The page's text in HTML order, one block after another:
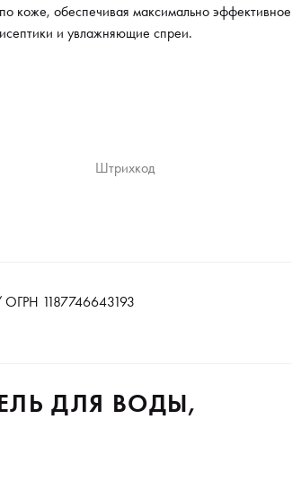
коже, обеспечивая максимально
и увлажняющие спреи.
Штрихкод
1187746643193
ДЛЯ ВОДЫ,